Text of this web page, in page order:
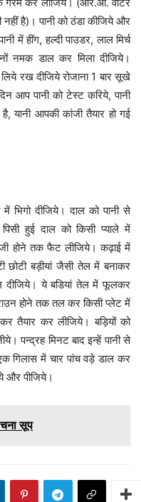
गरम कर लीजिये। (आर.ओ. वाटर
नहीं है)। पानी को ठंडा कीजिये और
में हींग, हल्दी पाउडर, लाल मिर्च
नमक डाल कर मिला दीजिये।
रख दीजिये रोजाना 1 बार सूखे
आप पानी को टेस्ट करिये, पानी
यानी आपकी कांजी तैयार हो गई
दीजिये। दाल को पानी से
हुई दाल को किसी प्याले में
होने तक फैट लीजिये। कढ़ाई में
बड़ीयां जैसी तेल में बनाकर
दीजिये। ये बडियां तेल में फूलकर
होने तक तल कर किसी प्लेट में
तैयार कर लीजिये। बड़ियों को
पन्द्रह मिनट बाद इन्हें पानी से
गिलास में चार पांच वड़े डाल कर
और पीजिये।
सूप